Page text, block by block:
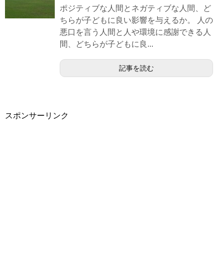
ポジティブな人間とネガティブな人間、ど
ちらが子どもに良い影響を与えるか。 人の
悪口を言う人間と人や環境に感謝できる人
間、どちらが子どもに良...
記事を読む
スポンサーリンク